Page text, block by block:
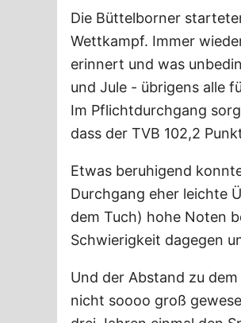
Die Büttelborner
Wettkampf. Immer
erinnert und was
und Jule - übrigens alle
Im Pflichtdurchgang
dass der TVB 102,2
Etwas beruhigend
Durchgang eher leichte
dem Tuch) hohe Noten
Schwierigkeit dagegen
Und der Abstand zu
nicht soooo groß